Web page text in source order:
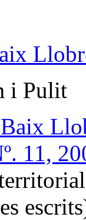
i Pulit
11,